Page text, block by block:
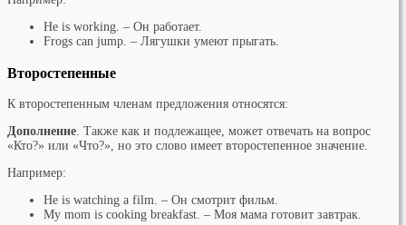
He is working. – Он работает.
Frogs can jump. – Лягушки умеют прыгать.
Второстепенные
К второстепенным членам предложения относятся:
Дополнение. Также как и подлежащее, может отвечать на вопрос
«Кто?» или «Что?», но это слово имеет второстепенное значение.
Например:
He is watching a film. – Он смотрит фильм.
My mom is cooking breakfast. – Моя мама готовит завтрак.